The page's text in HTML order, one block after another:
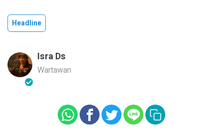
Headline
Isra Ds
Wartawan